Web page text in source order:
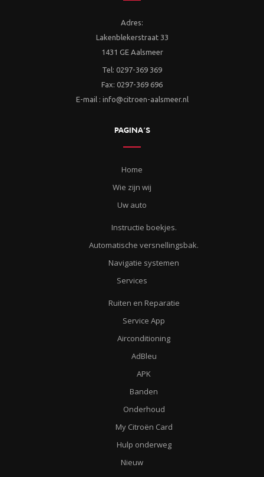
Adres:
Lakenblekerstraat 33
1431 GE Aalsmeer
Tel: 0297-369 369
Fax: 0297-369 696
E-mail : info@citroen-aalsmeer.nl
PAGINA’S
Home
Wie zijn wij
Uw auto
Instructie boekjes.
Automatische versnellingsbak.
Navigatie systemen
Services
Ruiten en Reparatie
Service App
Airconditioning
AdBleu
APK
Banden
Onderhoud
My Citroën Card
Hulp onderweg
Nieuw